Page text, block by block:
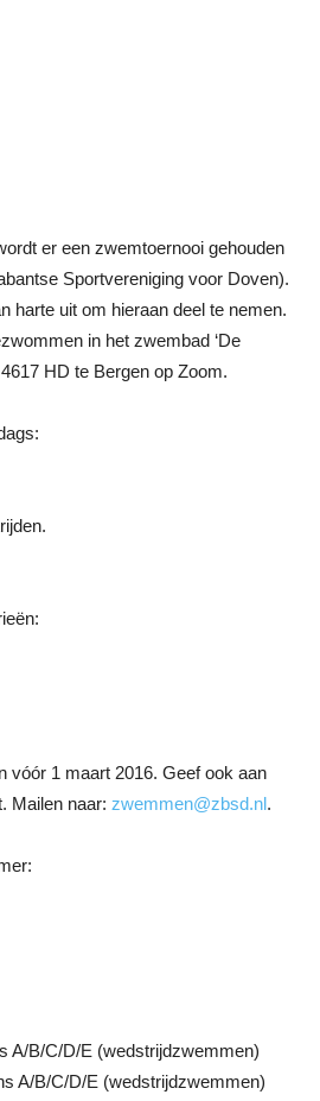
er een zwemtoernooi gehouden
Sportvereniging voor Doven).
harte uit om hieraan deel te nemen.
in het zwembad ‘De
HD te Bergen op Zoom.
vóór 1 maart 2016. Geef ook aan
Mailen naar: zwemmen@zbsd.nl.
A/B/C/D/E (wedstrijdzwemmen)
A/B/C/D/E (wedstrijdzwemmen)